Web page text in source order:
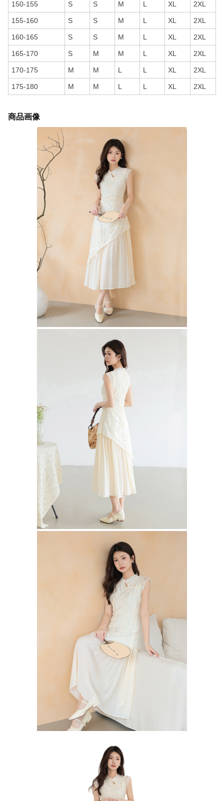
150-155 S S M L XL 2XL
155-160 S S M L XL 2XL
160-165 S S M L XL 2XL
165-170 S M M L XL 2XL
170-175 M M L L XL 2XL
175-180 M M L L XL 2XL
商品画像